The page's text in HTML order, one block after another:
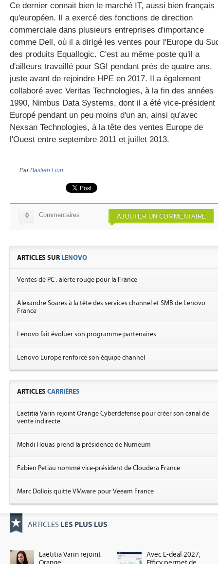
Ce dernier connait bien le marché IT, aussi bien français
qu'européen. Il a exercé des fonctions de direction
commerciale dans plusieurs entreprises d'importance
comme Dell, où il a dirigé les ventes pour l'Europe du
des produits Equallogic. C'est au même poste qu'il a
d'ailleurs travaillé pour SGI pendant près de quatre ans,
juste avant de rejoindre HPE en 2017. Il a également
collaboré avec Veritas Technologies, à la fin des années
1990, Nimbus Data Systems, dont il a été vice-président
Europé pendant un peu moins d'un an, ainsi qu'avec
Nexsan Technologies, à la tête des ventes Europe de
l'Ouest entre septembre 2011 et juillet 2013.
ParBastien Lion
AJOUTER UN COMMENTAIRE
0 Commentaires
ARTICLES SUR LENOVO
Ventes de PC : alerte rouge pour la France
Alexandre Soares à la tête des services channel et SMB de Lenovo
France
Lenovo fait évoluer son programme partenaires
Lenovo Europe renforce son équipe channel
ARTICLES CARRIÈRES
Laetitia Varin rejoint Orange Cyberdefense pour créer son canal de
vente indirecte
Mehdi Houas prend la présidence de Numeum
Fabien Petiau nommé vice-président de Cloudera France
Marc Dollois quitte VMware pour Veeam France
ARTICLES LES PLUS LUS
Laetitia Varin rejoint
Avec E-deal 2027,